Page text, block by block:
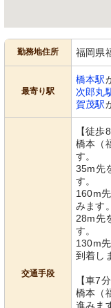
勤務地住所 福岡県
最寄り駅
橋本駅
次郎丸
賀茂駅
交通手段
【徒歩
橋本（
す。
35m先
す。
160m
みます。
28m先
す。
130m
到着し
【車7分
橋本（
進みま